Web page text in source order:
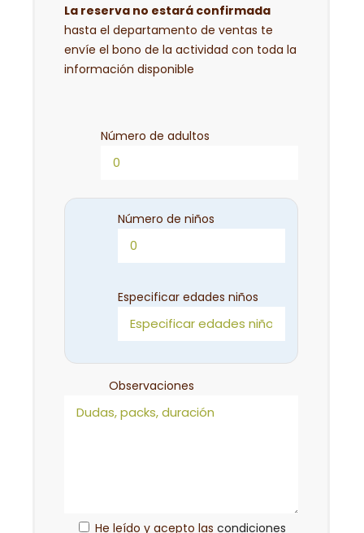
La reserva no estará confirmada
hasta el departamento de ventas te
envíe el bono de la actividad con toda la
información disponible
Número de adultos
Número de niños
Especificar edades niños
Observaciones
He leído y acepto las condiciones